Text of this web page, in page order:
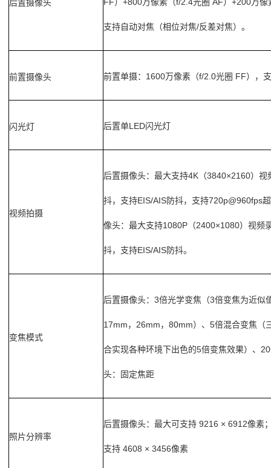
后置摄像头 ） 万像素（ 光圈 ） 万像
支持自动对焦（相位对焦/反差对焦）。
前置摄像头 前置单摄： 1600万像素（f/2.0光圈 FF），
闪光灯 后置单LED闪光灯
视频拍摄
后置摄像头：最大支持4K （3840×2160）视
抖，支持EIS/AIS防抖，支持720p@960fps
像头：最大支持1080P （2400×1080）视频
抖，支持EIS/AIS防抖。
变焦模式
后置摄像头： 3倍光学变焦（3倍变焦为近似
17mm ， 26mm ， 80mm）、 5倍混合变焦（
合实现各种环境下出色的5倍变焦效果）、 20
头：固定焦距
照片分辨率
后置摄像头：最大可支持 9216 × 6912像素
支持 4608 × 3456像素